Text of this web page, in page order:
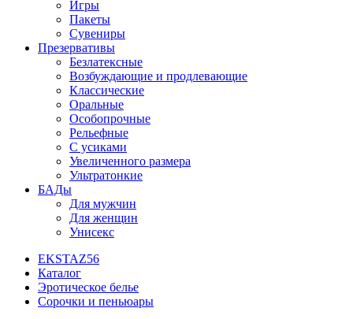
Игры
Пакеты
Сувениры
Презервативы
Безлатексные
Возбуждающие и продлевающие
Классические
Оральные
Особопрочные
Рельефные
С усиками
Увеличенного размера
Ультратонкие
БАДы
Для мужчин
Для женщин
Унисекс
EKSTAZ56
Каталог
Эротическое белье
Сорочки и пеньюары